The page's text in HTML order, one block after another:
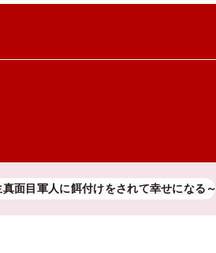
面目軍人に餌付けをされて幸せになる～